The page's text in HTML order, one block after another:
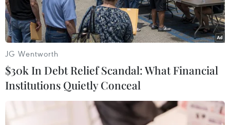
Hiện trường một vụ tai nạn xe buýt tại Mexico. (Ảnh: The New
JG Wentworth
$30k In Debt Relief Scandal: What Financial
Institutions Quietly Conceal